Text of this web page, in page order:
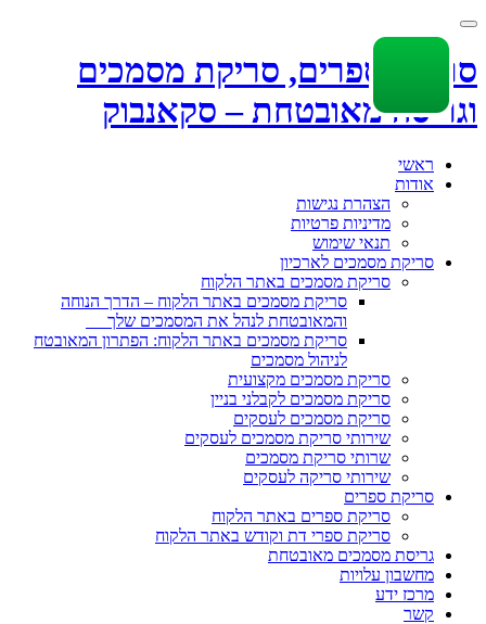
Toggle
navigation
סריקת ספרים, סריקת מסמכים
וגריסה מאובטחת – סקאנבוק
Skip
ראשי
אודות
הצהרת נגישות
מדיניות פרטיות
תנאי שימוש
סריקת מסמכים לארכיון
סריקת מסמכים באתר הלקוח
סריקת מסמכים באתר הלקוח – הדרך הנוחה
והמאובטחת לנהל את המסמכים שלך
סריקת מסמכים באתר הלקוח: הפתרון המאובטח
לניהול מסמכים
סריקת מסמכים מקצועית
סריקת מסמכים לקבלני בניין
סריקת מסמכים לעסקים
שירותי סריקת מסמכים לעסקים
שרותי סריקת מסמכים
שירותי סריקה לעסקים
סריקת ספרים
סריקת ספרים באתר הלקוח
סריקת ספרי דת וקודש באתר הלקוח
גריסת מסמכים מאובטחת
מחשבון עלויות
מרכז ידע
קשר